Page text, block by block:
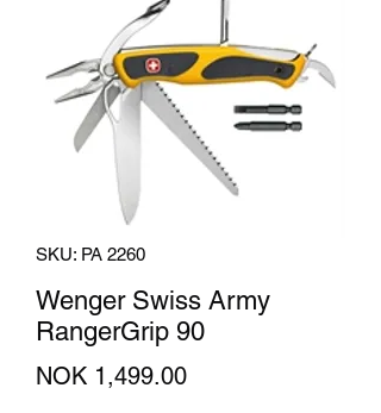
SKU: PA 2260
Wenger Swiss Army
RangerGrip 90
NOK 1,499.00Price